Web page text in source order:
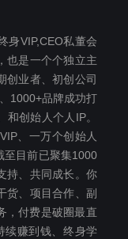
身VIP,CEO私董会
也是一个个独立主
创业者、初创公司
1000+品牌成功打
创始人个人IP。
、一万个创始人
至目前已聚集1000
持、共同成长。你
货、项目合作、副
，付费是破圈最‬直
续赚到钱、终身学